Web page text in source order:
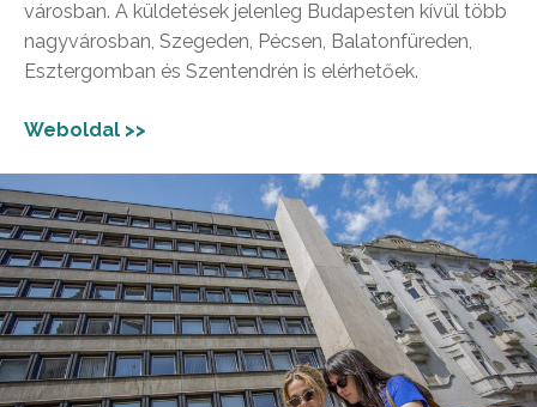
városban. A küldetések jelenleg Budapesten kívül több
nagyvárosban, Szegeden, Pécsen, Balatonfüreden,
Esztergomban és Szentendrén is elérhetőek.
Weboldal >>